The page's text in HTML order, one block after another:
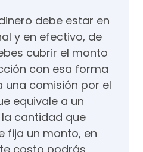
debe estar en
y en efectivo, de
cubrir el monto
con esa forma
una comisión por el
equivale a un
cantidad que
fija un monto, en